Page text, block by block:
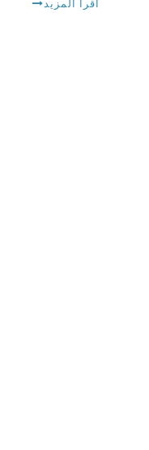
فهذا هو كيف
اقرأ المزيد